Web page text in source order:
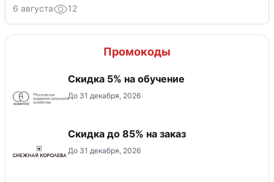
6 августа 12
Промокоды
Скидка 5% на обучение
До 31 декабря, 2026
Скидка до 85% на заказ
До 31 декабря, 2026